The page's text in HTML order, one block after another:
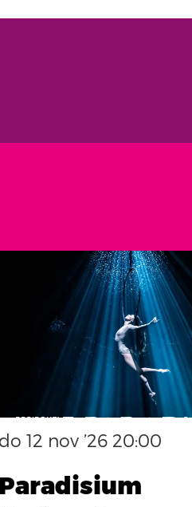
Paradisium
do 12 nov ’26 20:00